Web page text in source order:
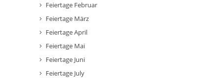
Feiertage Februar
Feiertage März
Feiertage April
Feiertage Mai
Feiertage Juni
Feiertage July